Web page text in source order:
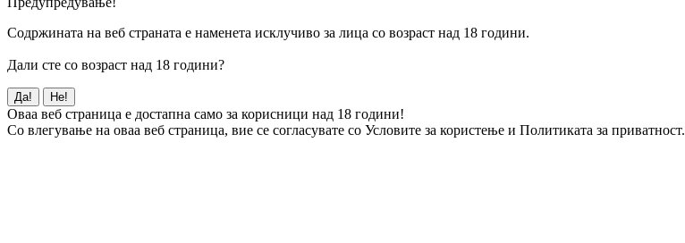
Содржината на веб страната е наменета исклучиво за лица со возраст над 18 години.
Дали сте со возраст над 18 години?
Да! Не!
Оваа веб страница е достапна само за корисници над 18 години!
Со влегување на оваа веб страница, вие се согласувате со Условите за користење и Политиката за приватност.